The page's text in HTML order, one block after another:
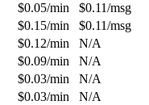
$0.05/min $0.11/msg
$0.15/min $0.11/msg
$0.12/min
N/A
$0.09/min
N/A
$0.03/min
N/A
$0.03/min
N/A